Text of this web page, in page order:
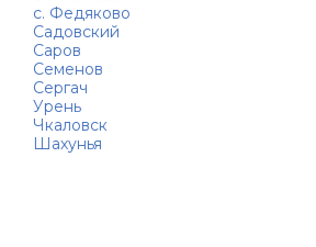
с. Федяково
Садовский
Саров
Семенов
Сергач
Урень
Чкаловск
Шахунья